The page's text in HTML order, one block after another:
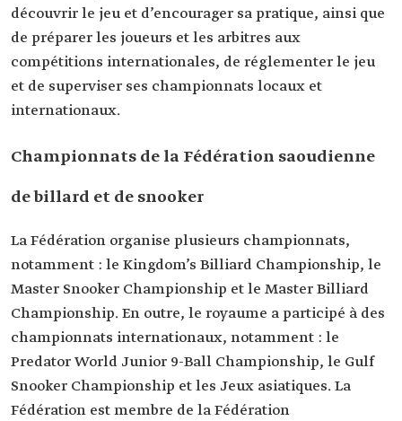
découvrir le jeu et d’encourager sa pratique, ainsi que
de préparer les joueurs et les arbitres aux
compétitions internationales, de réglementer le jeu
et de superviser ses championnats locaux et
internationaux.
Championnats de la Fédération saoudienne
de billard et de snooker
La Fédération organise plusieurs championnats,
notamment : le Kingdom’s Billiard Championship, le
Master Snooker Championship et le Master Billiard
Championship. En outre, le royaume a participé à des
championnats internationaux, notamment : le
Predator World Junior 9-Ball Championship, le Gulf
Snooker Championship et les Jeux asiatiques. La
Fédération est membre de la Fédération